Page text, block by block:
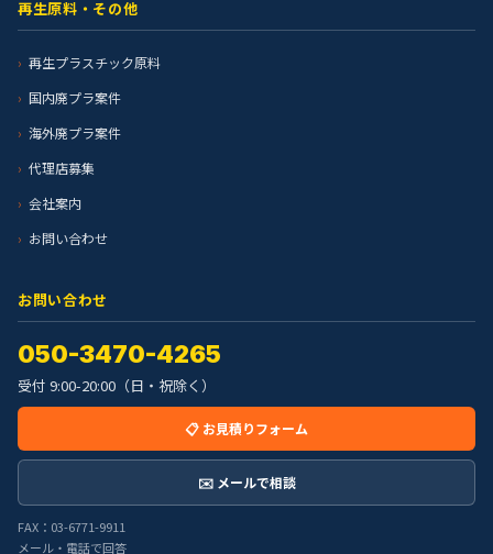
再生原料・その他
再生プラスチック原料
国内廃プラ案件
海外廃プラ案件
代理店募集
会社案内
お問い合わせ
お問い合わせ
050-3470-4265
受付 9:00-20:00（日・祝除く）
📋 お見積りフォーム
✉️ メールで相談
FAX：03-6771-9911
メール・電話で回答